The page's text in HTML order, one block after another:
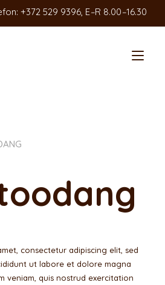
+372 529 9396, E–R 8.00–16.30
consectetur adipiscing elit, sed
ut labore et dolore magna
veniam, quis nostrud exercitation